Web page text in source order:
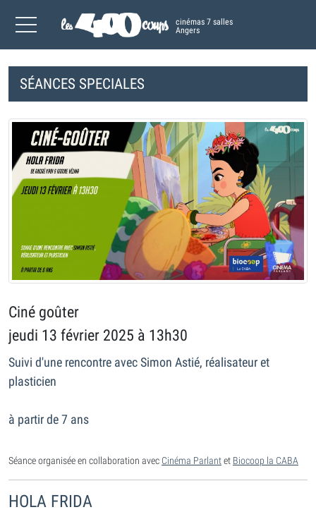
cinémas 7 salles
Angers
SÉANCES SPECIALES
Ciné goûter
jeudi 13 février 2025 à 13h30
Suivi d'une rencontre avec Simon Astié, réalisateur et
plasticien
à partir de 7 ans
Séance organisée en collaboration avec Cinéma Parlantet Biocoop la CABA
HOLA FRIDA